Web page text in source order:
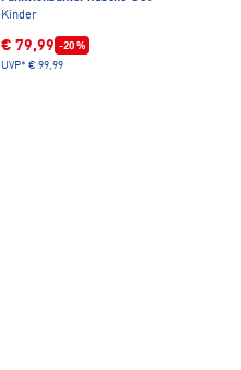
Kinder
€ 79,99 -20 %
UVP* € 99,99